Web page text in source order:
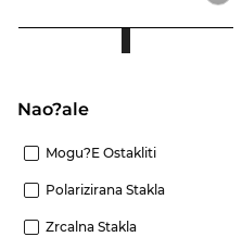
Nao?ale
Mogu?e Ostakliti
Polarizirana Stakla
Zrcalna Stakla